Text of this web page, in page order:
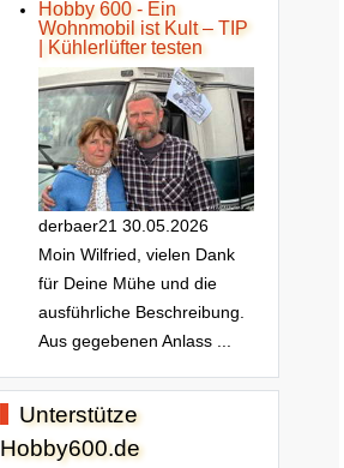
Hobby 600 - Ein
Wohnmobil ist Kult – TIP
| Kühlerlüfter testen
derbaer21 30.05.2026
Moin Wilfried, vielen Dank
für Deine Mühe und die
ausführliche Beschreibung.
Aus gegebenen Anlass ...
Unterstütze
Hobby600.de